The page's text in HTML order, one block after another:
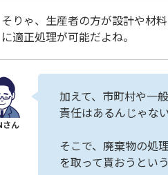
そりゃ、生産者の方が設計や材
に適正処理が可能だよね。
加えて、市町村や一
責任はあるんじゃな
そこで、廃棄物の処
を取って貰おうとい